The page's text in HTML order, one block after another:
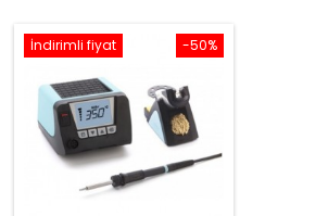
-50%
İndirimli fiyat